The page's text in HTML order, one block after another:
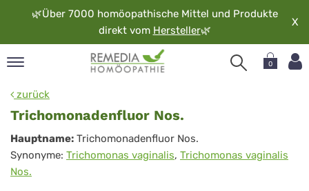
🌿Über 7000 homöopathische Mittel und Produkte
direkt vom Hersteller🌿
X
0
zurück
Trichomonadenfluor Nos.
Trichomonadenfluor
Nos.
Hauptname: Trichomonadenfluor Nos.
Synonyme: Trichomonas vaginalis, Trichomonas vaginalis
Nos.